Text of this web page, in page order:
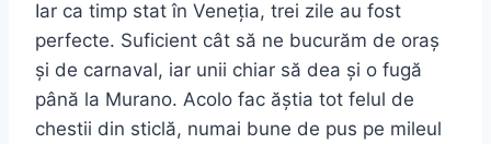
Iar ca timp stat în Veneția, trei zile au fost
perfecte. Suficient cât să ne bucurăm de oraș
și de carnaval, iar unii chiar să dea și o fugă
până la Murano. Acolo fac ăștia tot felul de
chestii din sticlă, numai bune de pus pe mileul